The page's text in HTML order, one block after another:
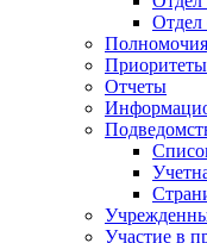
Отдел
Приоритеты
Отчеты
Участие в